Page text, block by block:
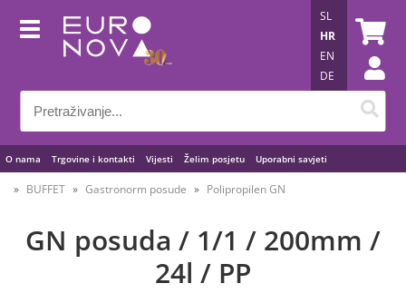
O nama Trgovine i kontakti Vijesti Želim posjetu Uporabni savjeti
SL
HR
EN
DE
BUFFET Gastronorm posude Polipropilen GN
GN posuda / 1/1 / 200mm /
24l / PP